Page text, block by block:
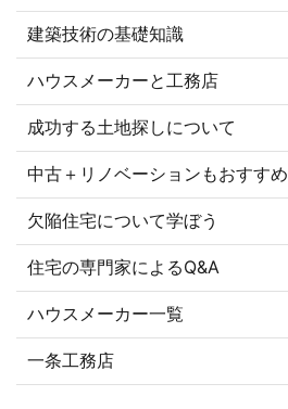
建築技術の基礎知識
ハウスメーカーと工務店
成功する土地探しについて
中古＋リノベーションもおすすめ
欠陥住宅について学ぼう
住宅の専門家によるQ&A
ハウスメーカー一覧
一条工務店